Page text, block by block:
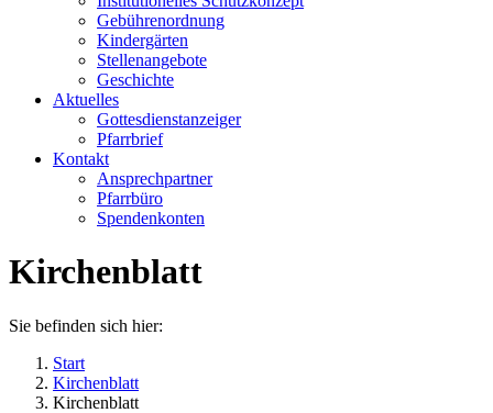
Gebührenordnung
Kindergärten
Stellenangebote
Geschichte
Aktuelles
Gottesdienstanzeiger
Pfarrbrief
Kontakt
Ansprechpartner
Pfarrbüro
Spendenkonten
Kirchenblatt
Sie befinden sich hier:
Start
Kirchenblatt
Kirchenblatt